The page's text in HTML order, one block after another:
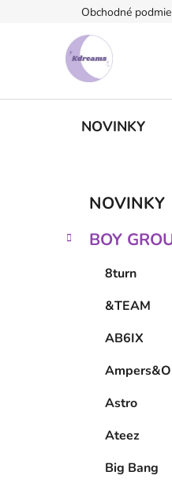
Obchodné
NOVINKY
č
Preskočiť
kategórie
e
NOVINKY
BOY
8turn
&TEAM
AB6IX
Astro
Ateez
Big Bang